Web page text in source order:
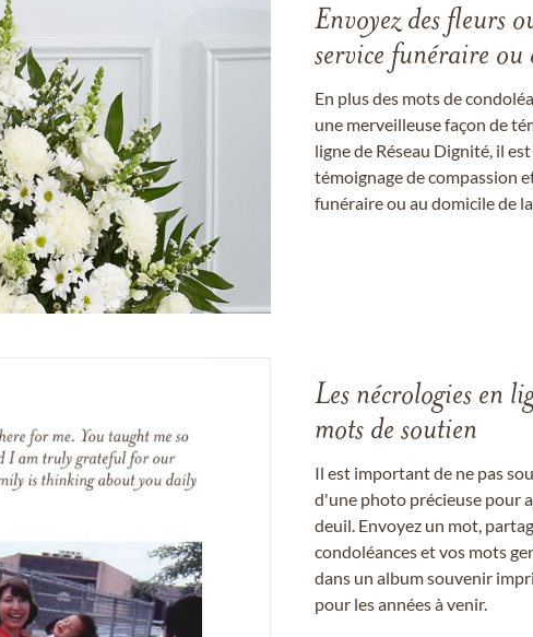
Envoyez des fleurs
service funéraire
En plus des mots de
une merveilleuse façon de
ligne de Réseau Dignité, il
témoignage de compassion
funéraire ou au domicile de
Les nécrologies en
mots de soutien
Il est important de ne pas
d'une photo précieuse pour
deuil. Envoyez un mot,
condoléances et vos mots
dans un album souvenir
pour les années à venir.